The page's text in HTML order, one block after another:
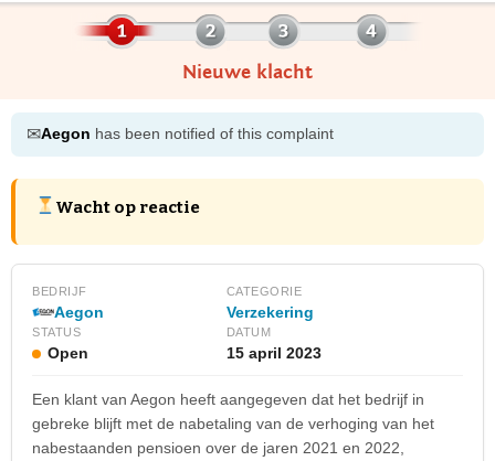
Nieuwe klacht
✉Aegon has been notified of this complaint
Wacht op reactie
BEDRIJF
Aegon
CATEGORIE
Verzekering
STATUS
Open
DATUM
15 april 2023
Een klant van Aegon heeft aangegeven dat het bedrijf in
gebreke blijft met de nabetaling van de verhoging van het
nabestaanden pensioen over de jaren 2021 en 2022,